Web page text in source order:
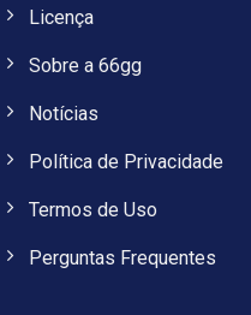
Licença
Sobre a 66gg
Notícias
Política de Privacidade
Termos de Uso
Perguntas Frequentes